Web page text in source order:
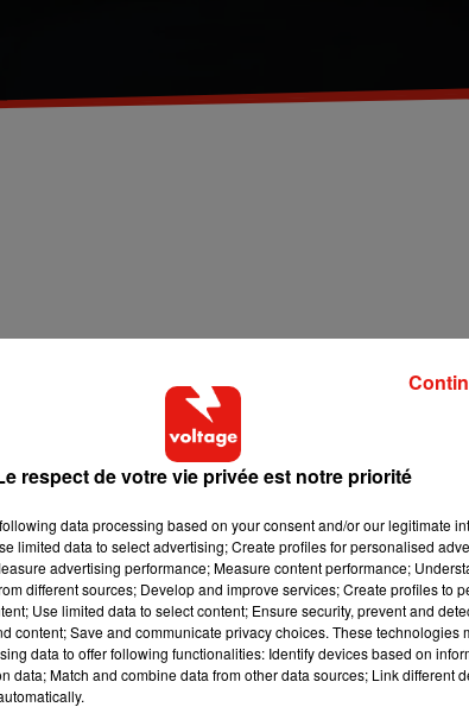
dans une jolie maison surplombant la mer
un scaphandre autonome qui permet de
monde, il veut l’explorer. Et pour ça, il est prêt à tout
respect de votre vie privée est notre priorité
data processing based on your consent and/or our legitimate
limited data to select advertising; Create profiles for personalised
advertising performance; Measure content performance;
different sources; Develop and improve services; Create profiles to
Use limited data to select content; Ensure security, prevent and
content; Save and communicate privacy choices. These technologies
data to offer following functionalities: Identify devices based on
data; Match and combine data from other data sources; Link different